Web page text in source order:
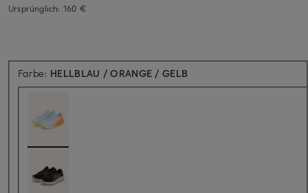
Ursprünglich: 160 €
Farbe: HELLBLAU / ORANGE / GELB